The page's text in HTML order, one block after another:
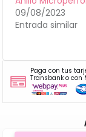
09/08/2023
Entrada similar
Paga con tus
Transbank o con